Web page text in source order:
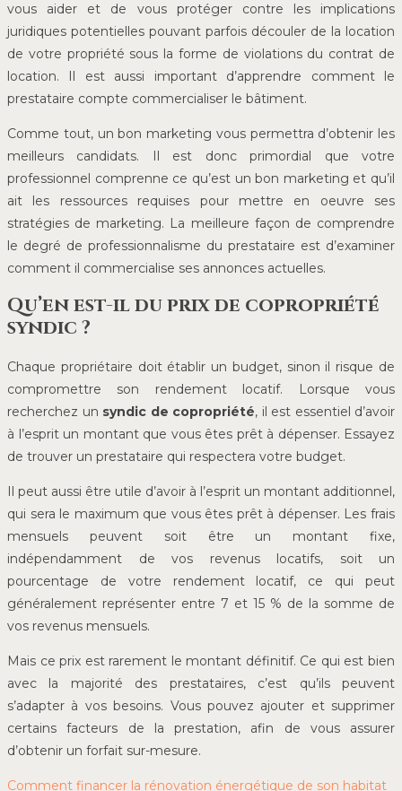
vous aider et de vous protéger contre les implications
juridiques potentielles pouvant parfois découler de la location
de votre propriété sous la forme de violations du contrat de
location. Il est aussi important d’apprendre comment le
prestataire compte commercialiser le bâtiment.
Comme tout, un bon marketing vous permettra d’obtenir les
meilleurs candidats. Il est donc primordial que votre
professionnel comprenne ce qu’est un bon marketing et qu’il
ait les ressources requises pour mettre en oeuvre ses
stratégies de marketing. La meilleure façon de comprendre
le degré de professionnalisme du prestataire est d’examiner
comment il commercialise ses annonces actuelles.
Qu’en est-il du prix de copropriété
syndic ?
Chaque propriétaire doit établir un budget, sinon il risque de
compromettre son rendement locatif. Lorsque vous
recherchez un syndic de copropriété, il est essentiel d’avoir
à l’esprit un montant que vous êtes prêt à dépenser. Essayez
de trouver un prestataire qui respectera votre budget.
Il peut aussi être utile d’avoir à l’esprit un montant additionnel,
qui sera le maximum que vous êtes prêt à dépenser. Les frais
mensuels peuvent soit être un montant fixe,
indépendamment de vos revenus locatifs, soit un
pourcentage de votre rendement locatif, ce qui peut
généralement représenter entre 7 et 15 % de la somme de
vos revenus mensuels.
Mais ce prix est rarement le montant définitif. Ce qui est bien
avec la majorité des prestataires, c’est qu’ils peuvent
s’adapter à vos besoins. Vous pouvez ajouter et supprimer
certains facteurs de la prestation, afin de vous assurer
d’obtenir un forfait sur-mesure.
Comment financer la rénovation énergétique de son habitat